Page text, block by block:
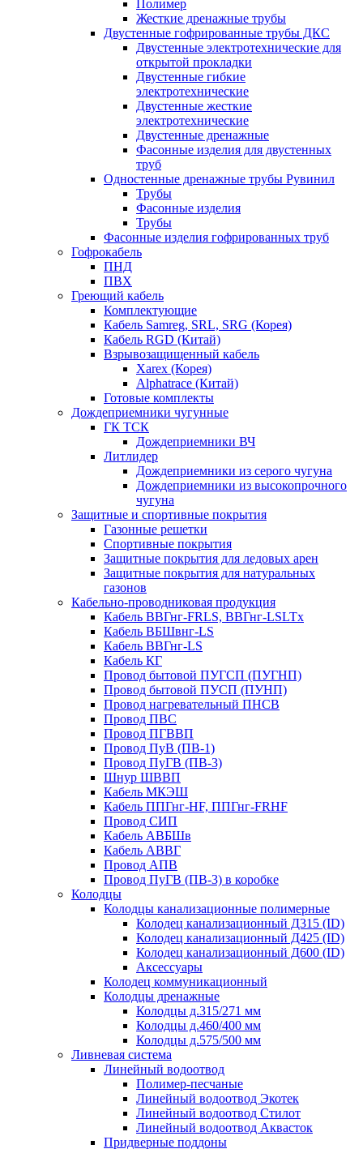
Полимер
Жесткие дренажные трубы
Двустенные гофрированные трубы ДКС
Двустенные электротехнические для
открытой прокладки
Двустенные гибкие
электротехнические
Двустенные жесткие
электротехнические
Двустенные дренажные
Фасонные изделия для двустенных
труб
Одностенные дренажные трубы Рувинил
Трубы
Фасонные изделия
Трубы
Фасонные изделия гофрированных труб
Гофрокабель
ПНД
ПВХ
Греющий кабель
Комплектующие
Кабель Samreg, SRL, SRG (Корея)
Кабель RGD (Китай)
Взрывозащищенный кабель
Xarex (Корея)
Alphatrace (Китай)
Готовые комплекты
Дождеприемники чугунные
ГК ТСК
Дождеприемники ВЧ
Литлидер
Дождеприемники из серого чугуна
Дождеприемники из высокопрочного
чугуна
Защитные и спортивные покрытия
Газонные решетки
Спортивные покрытия
Защитные покрытия для ледовых арен
Защитные покрытия для натуральных
газонов
Кабельно-проводниковая продукция
Кабель ВВГнг-FRLS, ВВГнг-LSLTx
Кабель ВБШвнг-LS
Кабель ВВГнг-LS
Кабель КГ
Провод бытовой ПУГСП (ПУГНП)
Провод бытовой ПУСП (ПУНП)
Провод нагревательный ПНСВ
Провод ПВС
Провод ПГВВП
Провод ПуВ (ПВ-1)
Провод ПуГВ (ПВ-3)
Шнур ШВВП
Кабель МКЭШ
Кабель ППГнг-HF, ППГнг-FRHF
Провод СИП
Кабель АВБШв
Кабель АВВГ
Провод АПВ
Провод ПуГВ (ПВ-3) в коробке
Колодцы
Колодцы канализационные полимерные
Колодец канализационный Д315 (ID)
Колодец канализационный Д425 (ID)
Колодец канализационный Д600 (ID)
Аксессуары
Колодец коммуникационный
Колодцы дренажные
Колодцы д.315/271 мм
Колодцы д.460/400 мм
Колодцы д.575/500 мм
Ливневая система
Линейный водоотвод
Полимер-песчаные
Линейный водоотвод Экотек
Линейный водоотвод Стилот
Линейный водоотвод Аквасток
Придверные поддоны